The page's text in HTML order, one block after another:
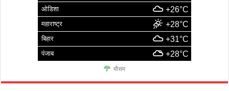
ओडिशा +26°C
महाराष्ट्र +28°C
बिहार +31°C
पंजाब +28°C
मौसम